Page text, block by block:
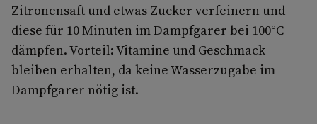
Zitronensaft und etwas Zucker verfeinern und
diese für 10 Minuten im Dampfgarer bei 100°C
dämpfen. Vorteil: Vitamine und Geschmack
bleiben erhalten, da keine Wasserzugabe im
Dampfgarer nötig ist.